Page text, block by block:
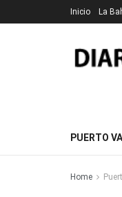
Inicio La
PUERTO
Home